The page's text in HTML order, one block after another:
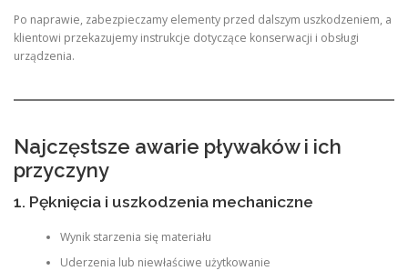
Po naprawie, zabezpieczamy elementy przed dalszym uszkodzeniem, a
klientowi przekazujemy instrukcje dotyczące konserwacji i obsługi
urządzenia.
Najczęstsze awarie pływaków i ich
przyczyny
1. Pęknięcia i uszkodzenia mechaniczne
Wynik starzenia się materiału
Uderzenia lub niewłaściwe użytkowanie